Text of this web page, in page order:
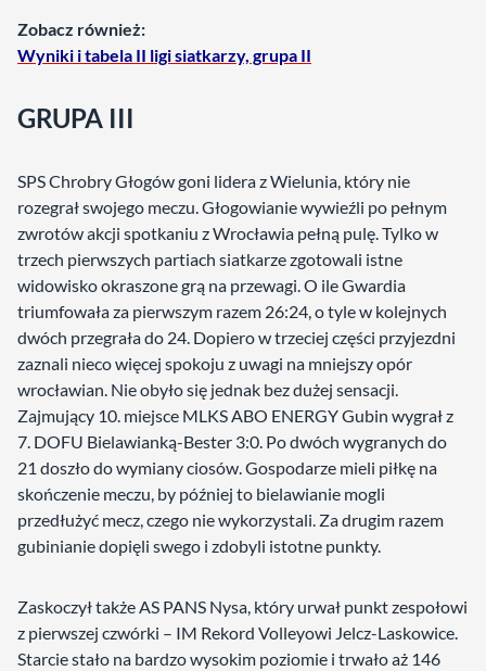
Zobacz również:
Wyniki i tabela II ligi siatkarzy, grupa II
GRUPA III
SPS Chrobry Głogów goni lidera z Wielunia, który nie
rozegrał swojego meczu. Głogowianie wywieźli po pełnym
zwrotów akcji spotkaniu z Wrocławia pełną pulę. Tylko w
trzech pierwszych partiach siatkarze zgotowali istne
widowisko okraszone grą na przewagi. O ile Gwardia
triumfowała za pierwszym razem 26:24, o tyle w kolejnych
dwóch przegrała do 24. Dopiero w trzeciej części przyjezdni
zaznali nieco więcej spokoju z uwagi na mniejszy opór
wrocławian. Nie obyło się jednak bez dużej sensacji.
Zajmujący 10. miejsce MLKS ABO ENERGY Gubin wygrał z
7. DOFU Bielawianką-Bester 3:0. Po dwóch wygranych do
21 doszło do wymiany ciosów. Gospodarze mieli piłkę na
skończenie meczu, by później to bielawianie mogli
przedłużyć mecz, czego nie wykorzystali. Za drugim razem
gubinianie dopięli swego i zdobyli istotne punkty.
Zaskoczył także AS PANS Nysa, który urwał punkt zespołowi
z pierwszej czwórki – IM Rekord Volleyowi Jelcz-Laskowice.
Starcie stało na bardzo wysokim poziomie i trwało aż 146